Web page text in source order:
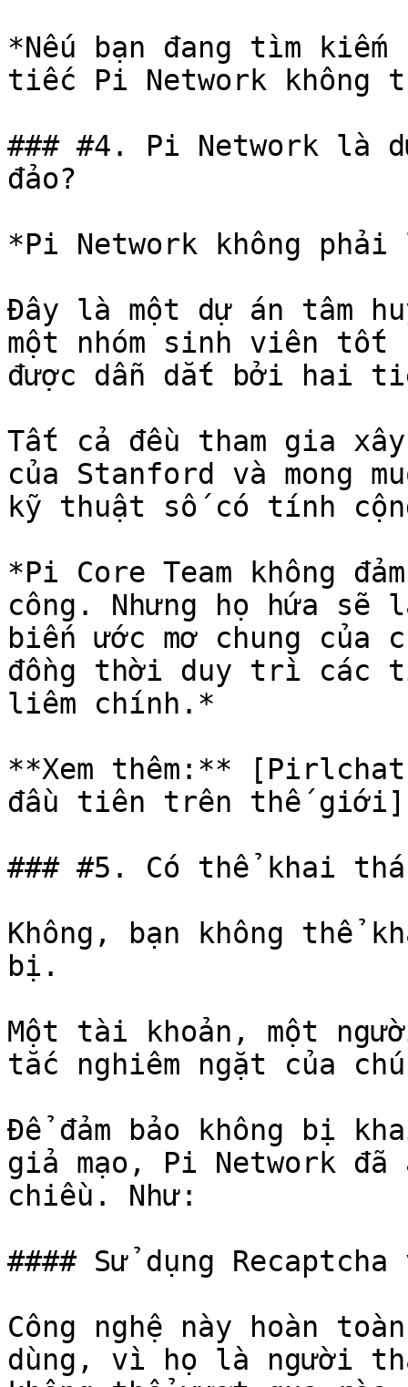
*Nếu bạn đang tìm
tiếc Pi Network không
### #4. Pi Network là
đảo?
*Pi Network không phải
Đây là một dự án tâm
một nhóm sinh viên tốt
được dẫn dắt bởi hai
Tất cả đều tham gia
của Stanford và mong
kỹ thuật số có tính
*Pi Core Team không
công. Nhưng họ hứa sẽ
biến ước mơ chung
đồng thời duy trì các
liêm chính.*
**Xem thêm:**
đầu tiên trên thế
### #5. Có thể khai
Không, bạn không thể
bị.
Một tài khoản, một
tắc nghiêm ngặt của
Để đảm bảo không bị
giả mạo, Pi Network
chiều. Như:
#### Sử dụng
Công nghệ này hoàn
dùng, vì họ là người